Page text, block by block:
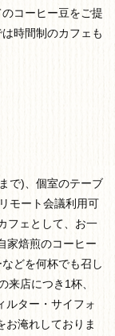
コーヒー豆をご提
時間制のカフェも
で)、個室のテーブ
モート会議利用可
フェとして、お一
家焙煎のコーヒー
どを何杯でも召し
来店につき1杯、
ルター・サイフォ
お淹れしておりま